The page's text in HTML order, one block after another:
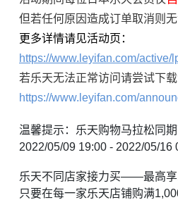
但若任何原因造成订单取消则
更多详情请见活动页：
https://www.leyifan.com/active/
若乐天无法正常访问请尝试下
https://www.leyifan.com/
温馨提示：乐天购物马拉松同
2022/05/09 19:00 - 2022/05/16
乐天不同店家接力买——最高享
只要在每一家乐天店铺购满